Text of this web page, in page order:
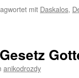
mit Daskalos,
anikodrozdy